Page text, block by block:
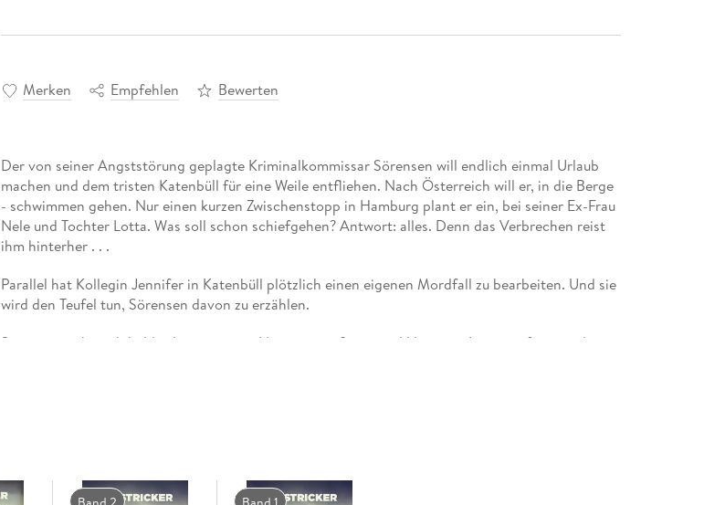
Merken Empfehlen Bewerten
Der von seiner Angststörung geplagte Kriminalkommissar Sörensen will endlich einmal Urlaub
machen und dem tristen Katenbüll für eine Weile entfliehen. Nach Österreich will er, in die Berge
- schwimmen gehen. Nur einen kurzen Zwischenstopp in Hamburg plant er ein, bei seiner Ex-Frau
Nele und Tochter Lotta. Was soll schon schiefgehen? Antwort: alles. Denn das Verbrechen reist
ihm hinterher . . .
Parallel hat Kollegin Jennifer in Katenbüll plötzlich einen eigenen Mordfall zu bearbeiten. Und sie
wird den Teufel tun, Sörensen davon zu erzählen.
Sörensen sieht sich bald schon in einem Netz aus größeren und kleineren Lügen gefangen, das